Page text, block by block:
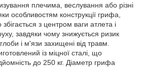
плечима, веслування або різні
особливостям конструкції грифа,
з центром ваги атлета і
завдяки чому знижується ризик
і м'язи захищені від травм.
із міцної сталі, що
до 250 кг. Діаметр грифа